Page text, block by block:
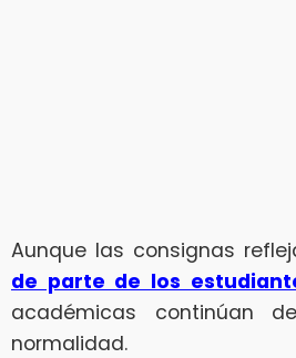
Aunque las consignas
de parte de los
académicas continúan
normalidad.